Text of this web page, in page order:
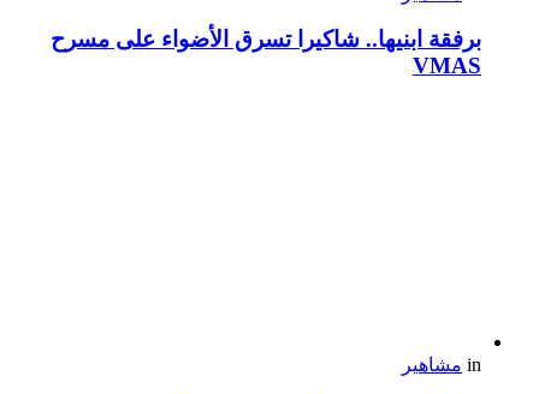
برفقة ابنيها.. شاكيرا تسرق الأضواء على مسرح
VMAS
in مشاهير